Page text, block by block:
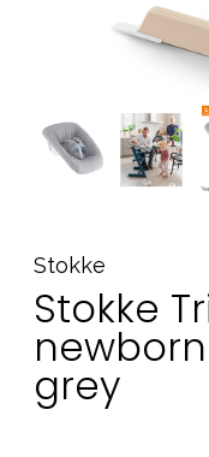
Stokke
Stokke
grey
Sol och